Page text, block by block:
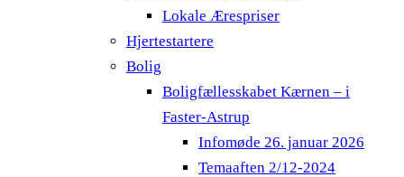
Lokale Ærespriser
Hjertestartere
Bolig
Boligfællesskabet Kærnen – i
Faster-Astrup
Infomøde 26. januar 2026
Temaaften 2/12-2024